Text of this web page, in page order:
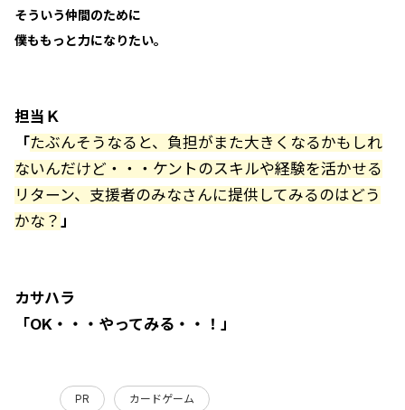
そういう仲間のために
僕ももっと力になりたい。
担当Ｋ
「たぶんそうなると、負担がまた大きくなるかもしれ
ないんだけど・・・ケントのスキルや経験を活かせる
リターン、支援者のみなさんに提供してみるのはどう
かな？ 」
カサハラ
「OK・・・やってみる・・！」
PR カードゲーム